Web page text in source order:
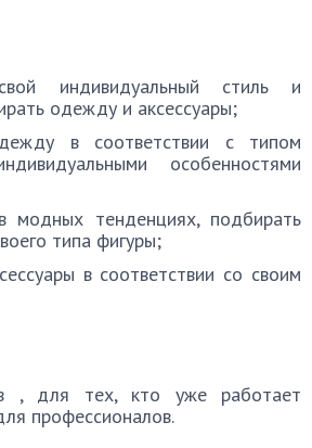
индивидуальный стиль и
одежду и аксессуары;
в соответствии с типом
особенностями
модных тенденциях, подбирать
типа фигуры;
в соответствии со своим
, для тех, кто уже работает
профессионалов.